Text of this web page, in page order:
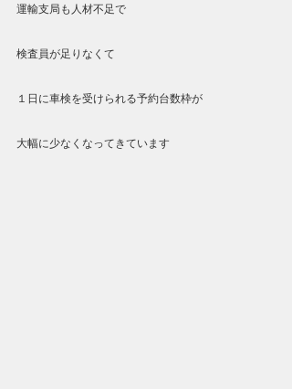
運輸支局も人材不足で
検査員が足りなくて
１日に車検を受けられる予約台数枠が
大幅に少なくなってきています